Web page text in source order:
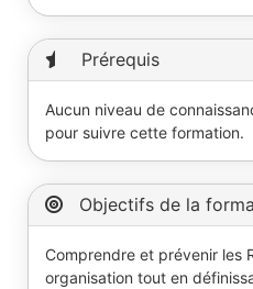
Prérequis
Aucun niveau de
pour suivre cette formation.
Objectifs de la
Comprendre et prévenir les
organisation tout en